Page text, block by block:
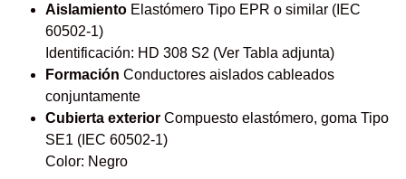
Aislamiento Elastómero Tipo EPR o similar (IEC
60502-1)
Identificación: HD 308 S2 (Ver Tabla adjunta)
Formación Conductores aislados cableados
conjuntamente
Cubierta exterior Compuesto elastómero, goma Tipo
SE1 (IEC 60502-1)
Color: Negro